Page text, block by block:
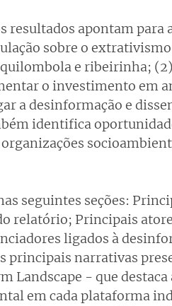
apontam para
sobre o extrativismo
e ribeirinha;
o investimento em
a desinformação e
identifica
seguintes seções:
relatório; Principais
ligados à
principais narrativas
- que destaca
em cada plataforma